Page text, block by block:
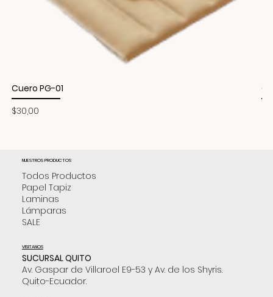
Cuero PG-01
Precio
$30,00
NUESTROS PRODUCTOS
Todos Productos
Papel Tapiz
Laminas
Lámparas
SALE
VISITANOS
SUCURSAL QUITO
Av. Gaspar de Villaroel E9-53 y Av. de los Shyris.
Quito-Ecuador.